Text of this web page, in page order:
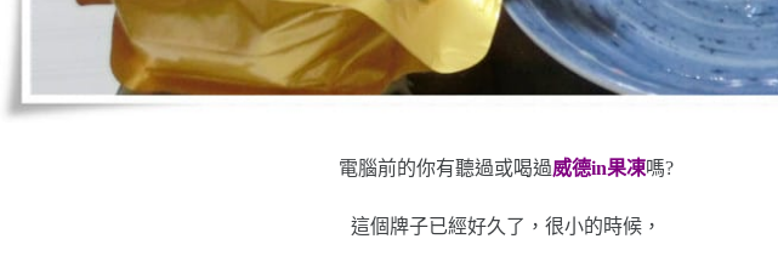
電腦前的你有聽過或喝過威德in果凍嗎?
這個牌子已經好久了，很小的時候，